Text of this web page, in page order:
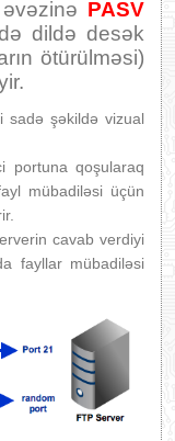
PASV
dildə desək
ötürülməsi)
sadə şəkildə vizual
portuna qoşularaq
mübadiləsi üçün
cavab verdiyi
fayllar mübadiləsi